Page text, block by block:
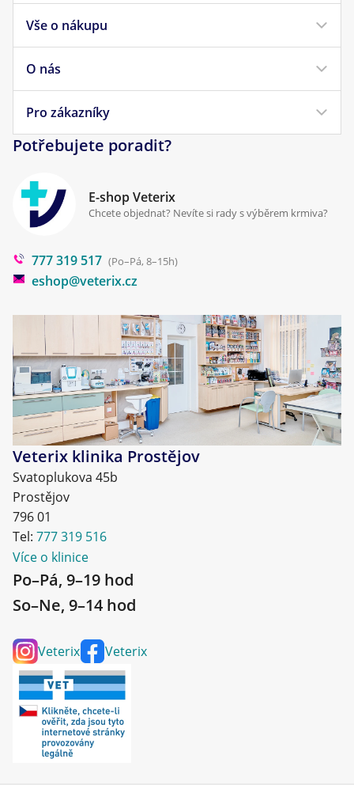
Krmivo pro psy
Krmivo pro kočky
Veterinární diety
Pamlsky pro psy
Vše o nákupu
Doprava a platba
Obchodní podmínky
Reklamace a vrácení
Cookies a podmínky používání
O nás
Náš příběh
Pro zákazníky
Klinika Prostějov
Poradna
Blog
Potřebujete poradit?
E-shop Veterix
Chcete objednat? Nevíte si rady s výběrem krmiva?
777 319 517 (Po–Pá, 8–15h)
eshop@veterix.cz
Veterix klinika Prostějov
Svatoplukova 45b
Prostějov
796 01
Tel: 777 319 516
Více o klinice
Po–Pá, 9–19 hod
So–Ne, 9–14 hod
Veterix Veterix